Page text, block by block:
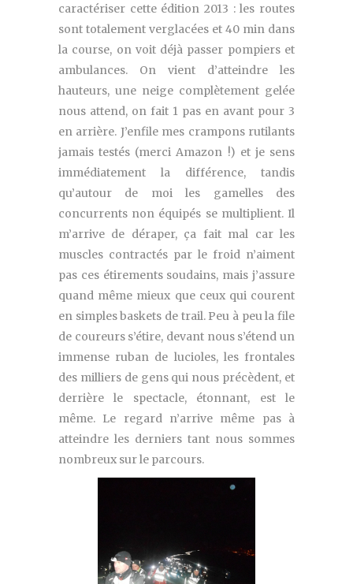
caractériser cette édition 2013 : les routes
sont totalement verglacées et 40 min dans
la course, on voit déjà passer pompiers et
ambulances. On vient d’atteindre les
hauteurs, une neige complètement gelée
nous attend, on fait 1 pas en avant pour 3
en arrière. J’enfile mes crampons rutilants
jamais testés (merci Amazon !) et je sens
immédiatement la différence, tandis
qu’autour de moi les gamelles des
concurrents non équipés se multiplient. Il
m’arrive de déraper, ça fait mal car les
muscles contractés par le froid n’aiment
pas ces étirements soudains, mais j’assure
quand même mieux que ceux qui courent
en simples baskets de trail. Peu à peu la file
de coureurs s’étire, devant nous s’étend un
immense ruban de lucioles, les frontales
des milliers de gens qui nous précèdent, et
derrière le spectacle, étonnant, est le
même. Le regard n’arrive même pas à
atteindre les derniers tant nous sommes
nombreux sur le parcours.